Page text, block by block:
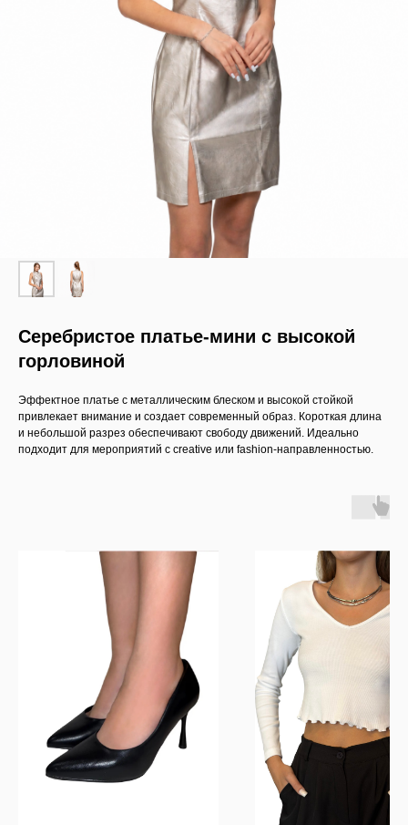
Серебристое платье-мини с высокой
горловиной
Эффектное платье с металлическим блеском и высокой стойкой
привлекает внимание и создает современный образ. Короткая длина
и небольшой разрез обеспечивают свободу движений. Идеально
подходит для мероприятий с creative или fashion-направленностью.